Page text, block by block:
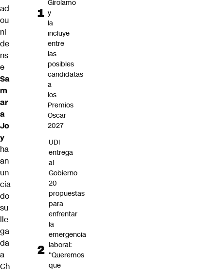
ad
ou
ni
de
ns
e
Sa
m
ar
a
Jo
y
ha
an
un
cia
do
su
lle
ga
da
a
Ch
Girolamo
y
la
incluye
entre
las
posibles
candidatas
a
los
Premios
Oscar
2027
UDI
entrega
al
Gobierno
20
propuestas
para
enfrentar
la
emergencia
laboral:
“Queremos
que